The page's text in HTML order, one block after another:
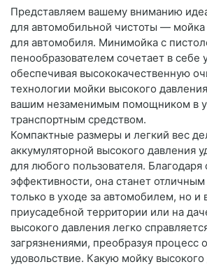
Представляем вашему вниманию
для автомобильной чистоты — мойка
для автомобиля. Минимойка с
пенообразователем сочетает в себе
обеспечивая высококачественную
технологии мойки высокого
вашим незаменимым помощником в
транспортным средством.
Компактные размеры и легкий вес
аккумуляторной высокого давления
для любого пользователя. Благодаря
эффективности, она станет
только в уходе за автомобилем, но и
приусадебной территории или на
высокого давления легко
загрязнениями, преобразуя процесс
удовольствие. Какую мойку